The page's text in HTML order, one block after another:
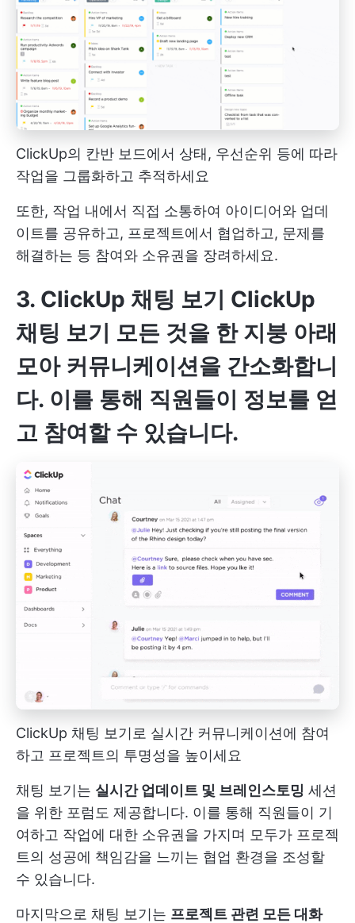
ClickUp의 칸반 보드에서 상태, 우선순위 등에 따라
작업을 그룹화하고 추적하세요
또한, 작업 내에서 직접 소통하여 아이디어와 업데
이트를 공유하고, 프로젝트에서 협업하고, 문제를
해결하는 등 참여와 소유권을 장려하세요.
3. ClickUp 채팅 보기 ClickUp
채팅 보기 모든 것을 한 지붕 아래
모아 커뮤니케이션을 간소화합니
다. 이를 통해 직원들이 정보를 얻
고 참여할 수 있습니다.
ClickUp 채팅 보기로 실시간 커뮤니케이션에 참여
하고 프로젝트의 투명성을 높이세요
채팅 보기는 실시간 업데이트 및 브레인스토밍 세션
을 위한 포럼도 제공합니다. 이를 통해 직원들이 기
여하고 작업에 대한 소유권을 가지며 모두가 프로젝
트의 성공에 책임감을 느끼는 협업 환경을 조성할
수 있습니다.
마지막으로 채팅 보기는 프로젝트 관련 모든 대화